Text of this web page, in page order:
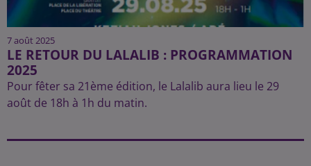
7 août 2025
LE RETOUR DU LALALIB : PROGRAMMATION
2025
Pour fêter sa 21ème édition, le Lalalib aura lieu le 29
août de 18h à 1h du matin.